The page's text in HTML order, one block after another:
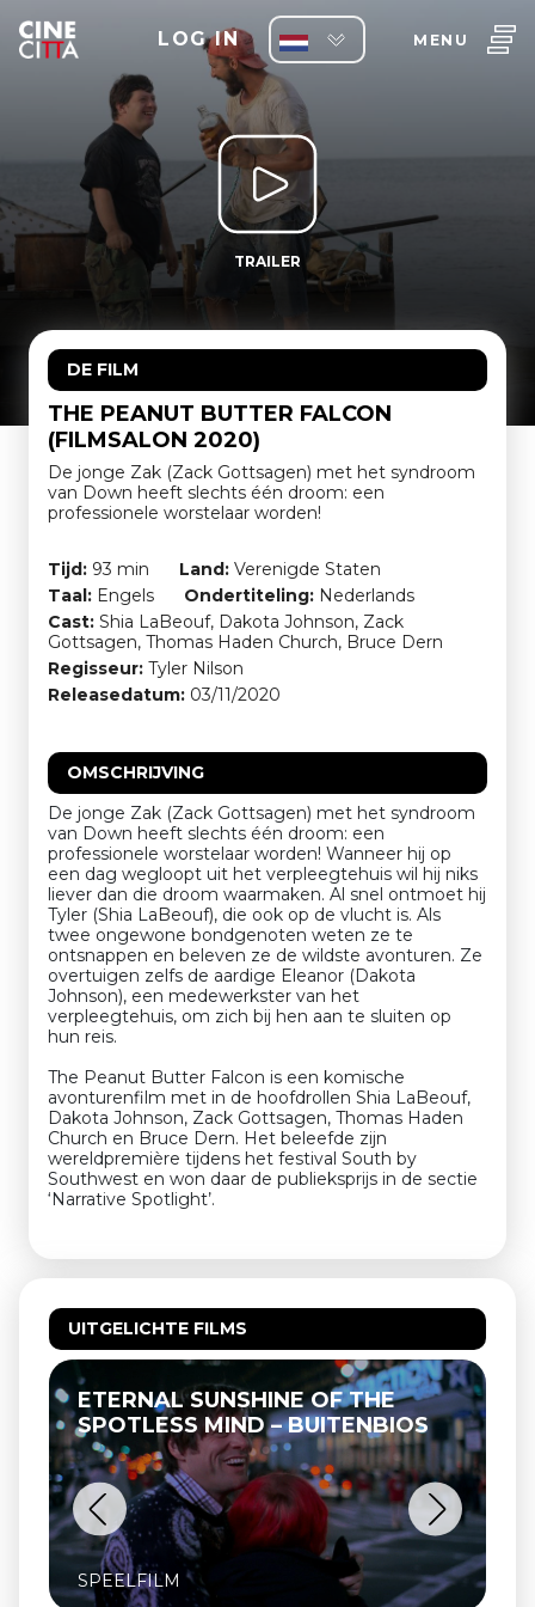
LOG IN MENU
TRAILER
DE FILM
THE PEANUT BUTTER FALCON
(FILMSALON 2020)
De jonge Zak (Zack Gottsagen) met het syndroom
van Down heeft slechts één droom: een
professionele worstelaar worden!
Tijd: 93 min Land: Verenigde Staten
Taal: Engels Ondertiteling: Nederlands
Cast: Shia LaBeouf, Dakota Johnson, Zack
Gottsagen, Thomas Haden Church, Bruce Dern
Regisseur: Tyler Nilson
Releasedatum: 03/11/2020
OMSCHRIJVING
De jonge Zak (Zack Gottsagen) met het syndroom
van Down heeft slechts één droom: een
professionele worstelaar worden! Wanneer hij op
een dag wegloopt uit het verpleegtehuis wil hij niks
liever dan die droom waarmaken. Al snel ontmoet hij
Tyler (Shia LaBeouf), die ook op de vlucht is. Als
twee ongewone bondgenoten weten ze te
ontsnappen en beleven ze de wildste avonturen. Ze
overtuigen zelfs de aardige Eleanor (Dakota
Johnson), een medewerkster van het
verpleegtehuis, om zich bij hen aan te sluiten op
hun reis.
The Peanut Butter Falcon is een komische
avonturenfilm met in de hoofdrollen Shia LaBeouf,
Dakota Johnson, Zack Gottsagen, Thomas Haden
Church en Bruce Dern. Het beleefde zijn
wereldpremière tijdens het festival South by
Southwest en won daar de publieksprijs in de sectie
‘Narrative Spotlight’.
UITGELICHTE FILMS
ETERNAL SUNSHINE OF THE
SPOTLESS MIND – BUITENBIOS
SPEELFILM